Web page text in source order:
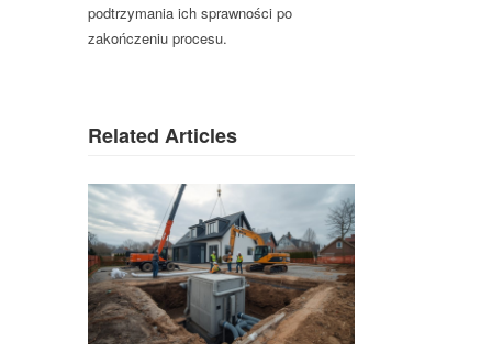
podtrzymania ich sprawności po
zakończeniu procesu.
Related Articles